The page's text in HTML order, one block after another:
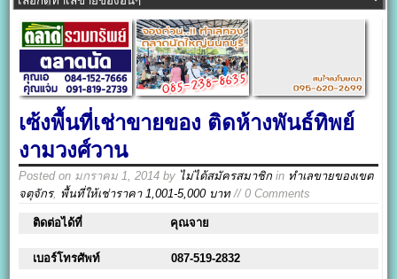
เซ้งพื้นที่เช่าขายของ ติดห้างพันธ์ทิพย์
งามวงศ์วาน
Posted on มกราคม 1, 2014 by ไม่ได้สมัครสมาชิก in ทำเลขายของเขต
จตุจักร, พื้นที่ให้เช่าราคา 1,001-5,000 บาท// 0 Comments
ติดต่อได้ที่ คุณจาย
เบอร์โทรศัพท์ 087-519-2832